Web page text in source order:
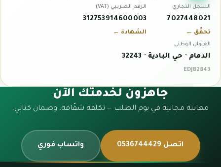
السجل التجاري
7027448021
تحقّق ←
الرقم الضريبي (VAT)
312753914600003
الشهادة ←
العنوان الوطني
الدمام · حي البادية · 32243
EDJB2843
جاهزون لخدمتك الآن
معاينة مجانية في يوم الطلب — تكلفة شفّافة، وضمان كتابي.
اتصل 0536744429 واتساب فوري